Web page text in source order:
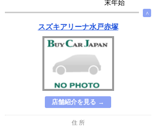
末年始
∧
スズキアリーナ水戸赤塚
店舗紹介を見る →
住 所